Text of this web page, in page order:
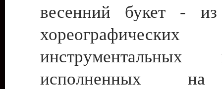
весенний букет - из
инструментальных
исполненных